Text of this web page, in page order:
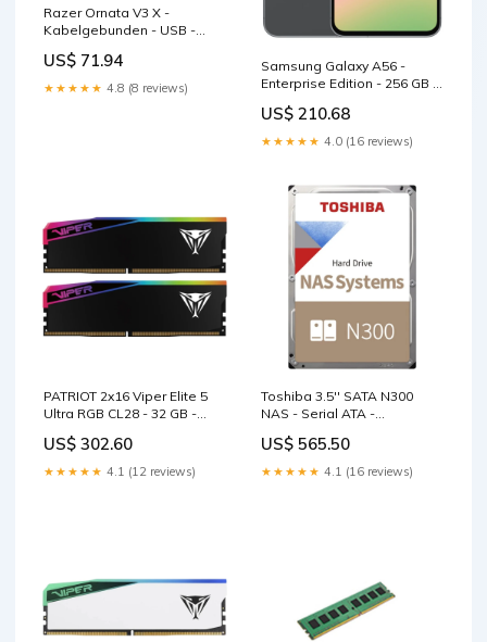
Razer Ornata V3 X -
Kabelgebunden - USB -
QWERTZ - RGB - LED -
Schwarz - Tastatur Razer
US$ 71.94
★★★★★ 4.8 (8 reviews)
Samsung Galaxy A56 -
Enterprise Edition - 256 GB -
US$ 210.68
★★★★★ 4.0 (16 reviews)
PATRIOT 2x16 Viper Elite 5
Ultra RGB CL28 - 32 GB -
9060 XT
US$ 302.60
★★★★★ 4.1 (12 reviews)
Toshiba 3.5'' SATA N300
NAS - Serial ATA -
US$ 565.50
★★★★★ 4.1 (16 reviews)